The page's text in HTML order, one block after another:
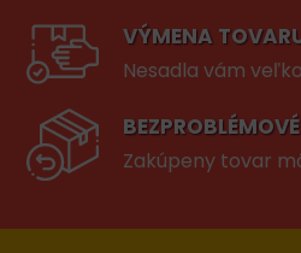
VÝMENA
Nesadla vám
Zakúpeny tovar